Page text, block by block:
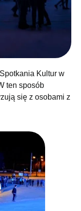
Kultur w
ten sposób
się z osobami z